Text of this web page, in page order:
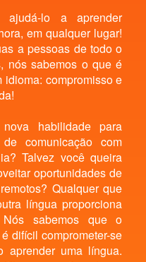
lo a aprender
em qualquer lugar!
a pessoas de todo o
nós sabemos o que é
idioma: compromisso e
habilidade para
comunicação com
Talvez você queira
oportunidades de
Qualquer que
língua proporciona
Nós sabemos que o
difícil comprometer-se
aprender uma língua.